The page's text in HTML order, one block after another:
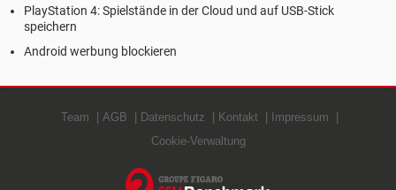
PlayStation 4: Spielstände in der Cloud und auf USB-Stick
speichern
Android werbung blockieren
Team AGB Datenschutz Kontakt
Impressum
Cookie-Verwaltung